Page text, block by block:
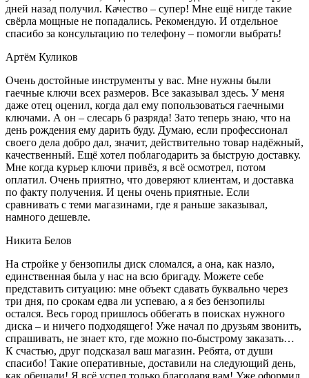
дней назад получил. Качество – супер! Мне ещё нигде такие
свёрла мощные не попадались. Рекомендую. И отдельное
спасибо за консультацию по телефону – помогли выбрать!
Артём Куликов
Очень достойные инструменты у вас. Мне нужны были
гаечные ключи всех размеров. Все заказывал здесь. У меня
даже отец оценил, когда дал ему попользоваться гаечными
ключами. А он – слесарь 6 разряда! Зато теперь знаю, что на
день рождения ему дарить буду. Думаю, если профессионал
своего дела добро дал, значит, действительно товар надёжный,
качественный. Ещё хотел поблагодарить за быструю доставку.
Мне когда курьер ключи привёз, я всё осмотрел, потом
оплатил. Очень приятно, что доверяют клиентам, и доставка
по факту получения. И цены очень приятные. Если
сравнивать с теми магазинами, где я раньше заказывал,
намного дешевле.
Никита Белов
На стройке у бензопилы диск сломался, а она, как назло,
единственная была у нас на всю бригаду. Можете себе
представить ситуацию: мне объект сдавать буквально через
три дня, по срокам едва ли успеваю, а я без бензопилы
остался. Весь город пришлось оббегать в поисках нужного
диска – и ничего подходящего! Уже начал по друзьям звонить,
спрашивать, не знает кто, где можно по-быстрому заказать…
К счастью, друг подсказал ваш магазин. Ребята, от души
спасибо! Такие оперативные, доставили на следующий день,
как обещали! Я всё успел только благодаря вам! Уже оформил